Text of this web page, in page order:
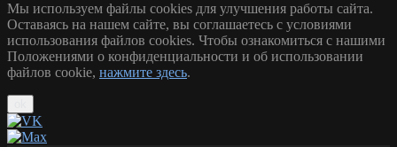
Мы используем файлы cookies для улучшения работы сайта.
Оставаясь на нашем сайте, вы соглашаетесь с условиями
использования файлов cookies. Чтобы ознакомиться с нашими
Положениями о конфиденциальности и об использовании
файлов cookie, нажмите здесь.